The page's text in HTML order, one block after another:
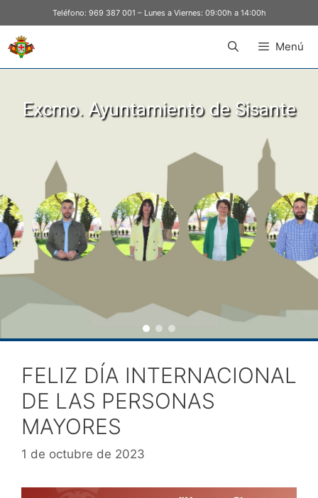
Teléfono: 969 387 001 – Lunes a Viernes: 09:00h a 14:00h
Menú
Excmo. Ayuntamiento de Sisante
FELIZ DÍA INTERNACIONAL
DE LAS PERSONAS
MAYORES
1 de octubre de 2023